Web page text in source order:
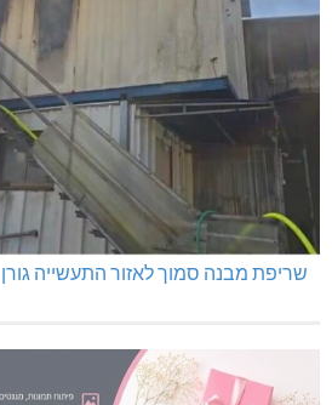
שריפת מבנה סמוך לאזור התעשייה גורן